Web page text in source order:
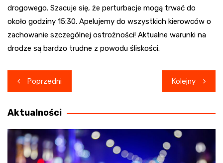
drogowego. Szacuje się, że perturbacje mogą trwać do
około godziny 15:30. Apelujemy do wszystkich kierowców o
zachowanie szczególnej ostrożności! Aktualne warunki na
drodze są bardzo trudne z powodu śliskości.
Nawigacja
wpisu
Poprzedni Kolejny
Aktualności